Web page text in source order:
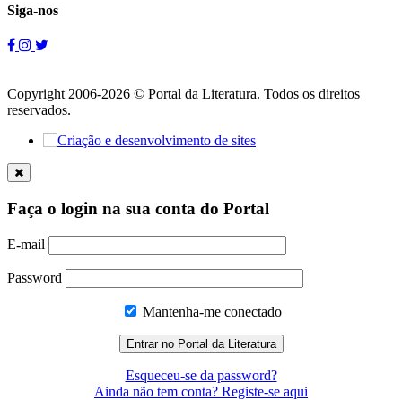
Siga-nos
Copyright 2006-2026 © Portal da Literatura. Todos os direitos
reservados.
Faça o login na sua conta do Portal
E-mail
Password
Mantenha-me conectado
Esqueceu-se da password?
Ainda não tem conta? Registe-se aqui